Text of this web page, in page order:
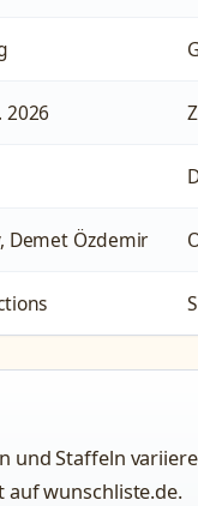
2026
Demet Özdemir
und Staffeln
auf wunschliste.de.